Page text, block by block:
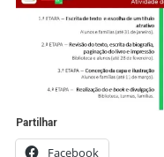
Partilhar
Facebook